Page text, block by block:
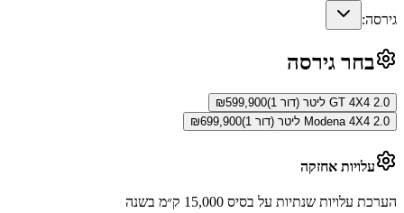
גירסה:
בחר גירסה
GT 4X4 2.0 ליטר (דור 1) ₪599,900
Modena 4X4 2.0 ליטר (דור 1)
₪699,900
עלויות אחזקה
הערכת עלויות שנתיות על בסיס 15,000 ק״מ בשנה